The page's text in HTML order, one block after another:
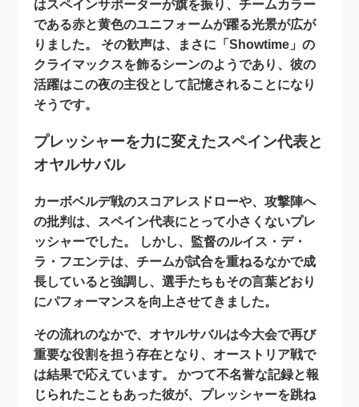
はスペインサポーターが旗を振り、チームカラー
である赤と黄色のユニフォームが躍る光景が広が
りました。 その歓声は、まさに「Showtime」の
クライマックスを飾るシーンのようであり、彼の
活躍はこの夜の主役として記憶されることになり
そうです。
プレッシャーを力に変えたスペイン代表と
オヤルサバル
カーボベルデ戦のスコアレスドローや、攻撃陣へ
の批判は、スペイン代表にとって小さくないプレ
ッシャーでした。 しかし、監督のルイス・デ・
ラ・フエンテは、チームが試合を重ねるなかで成
長していると強調し、選手たちもその言葉どおり
にパフォーマンスを向上させてきました。
その流れのなかで、オヤルサバルは今大会で再び
重要な役割を担う存在となり、オーストリア戦で
は結果で応えています。 かつて不名誉な記録と報
じられたこともあった彼が、プレッシャーを跳ね